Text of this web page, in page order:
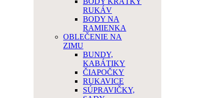
RUKÁV
BODY NA
RAMIENKA
OBLEČENIE NA
ZIMU
BUNDY,
KABÁTIKY
ČIAPOČKY
RUKAVICE
SÚPRAVIČKY,